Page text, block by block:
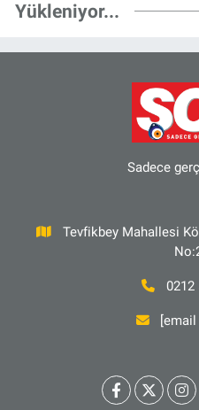
Yükleniyor...
Sadece
Tevfikbey Mahallesi
0212